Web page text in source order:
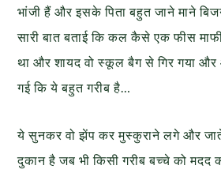
भांजी हैं और इसके पिता बहुत जाने माने
सारी बात बताई कि कल कैसे एक फीस माफी
था और शायद वो स्कूल बैग से गिर गया
गई कि ये बहुत गरीब है…
ये सुनकर वो झेंप कर मुस्कुराने लगे और
दुकान है जब भी किसी गरीब बच्चे को मदद